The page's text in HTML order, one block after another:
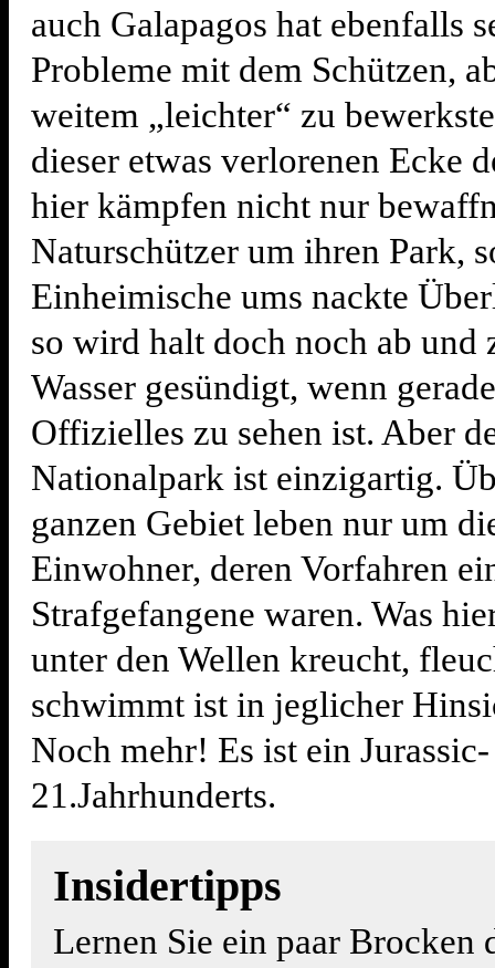
auch Galapagos hat ebenfalls
Probleme mit dem Schützen,
weitem „leichter“ zu
dieser etwas verlorenen Ecke
hier kämpfen nicht nur
Naturschützer um ihren Park,
Einheimische ums nackte
so wird halt doch noch ab und
Wasser gesündigt, wenn
Offizielles zu sehen ist. Aber
Nationalpark ist einzigartig.
ganzen Gebiet leben nur um
Einwohner, deren Vorfahren
Strafgefangene waren. Was
unter den Wellen kreucht,
schwimmt ist in jeglicher
Noch mehr! Es ist ein
21.Jahrhunderts.
Insidertipps
Lernen Sie ein paar Brocken